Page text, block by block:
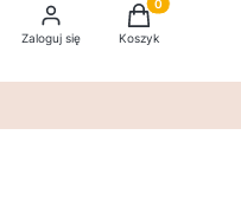
Zaloguj się
Produkty w
Koszyk